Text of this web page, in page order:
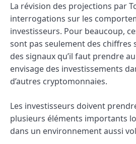
La révision des projections par
interrogations sur les
investisseurs. Pour beaucoup,
sont pas seulement des chiffres
des signaux qu’il faut prendre
envisage des investissements
d’autres cryptomonnaies.
Les investisseurs doivent
plusieurs éléments importants
dans un environnement aussi